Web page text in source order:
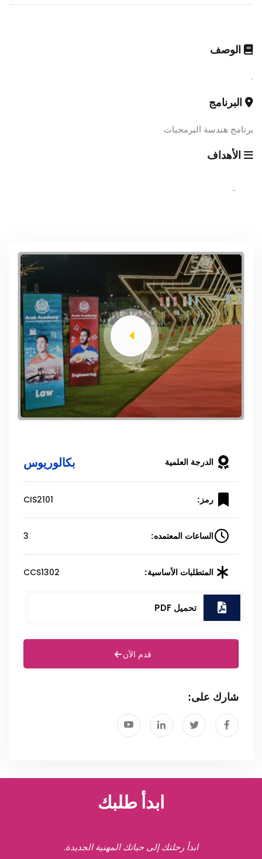
الوصف
.
البرنامج
برنامج هندسة البرمجيات
الأهداف
..
الدرجة العلمية بكالوريوس
رمز: CIS2101
الساعات المعتمده: 3
المتطلبات الأساسية: CCS1302
تحميل PDF
قدم الآن
شارك على:
ابدأ طلبك
ابدأ رحلتك إلى حياتك المهنية الجديدة.